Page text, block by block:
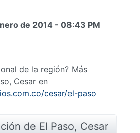
de 2014 - 08:43 PM
de la región? Más
Cesar en
cesar/el-paso
de El Paso, Cesar